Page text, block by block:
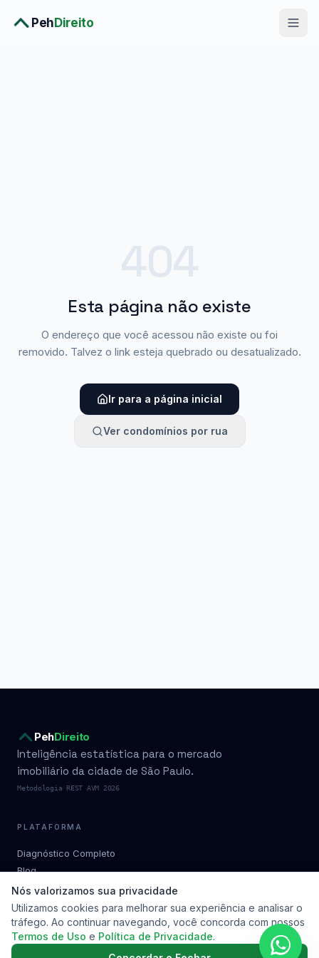
PehDireito
Esta página não existe
O endereço que você acessou não existe ou foi
removido. Talvez o link esteja quebrado ou desatualizado.
Ir para a página inicial
Ver condomínios por rua
PehDireito
Inteligência estatística para o mercado
imobiliário da cidade de São Paulo.
Metodologia REST AVM 2026
PLATAFORMA
Diagnóstico Completo
Blog
Condomínios por bairro
Planos
Metodologia
Soluções
Nós valorizamos sua privacidade
Utilizamos cookies para melhorar sua experiência e analisar o
tráfego. Ao continuar navegando, você concorda com nossos
Termos de Uso e Política de Privacidade.